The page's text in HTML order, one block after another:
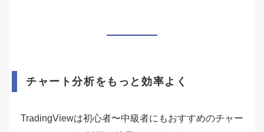
チャート分析をもっと効率よく
TradingViewは初心者〜中級者にもおすすめのチャー